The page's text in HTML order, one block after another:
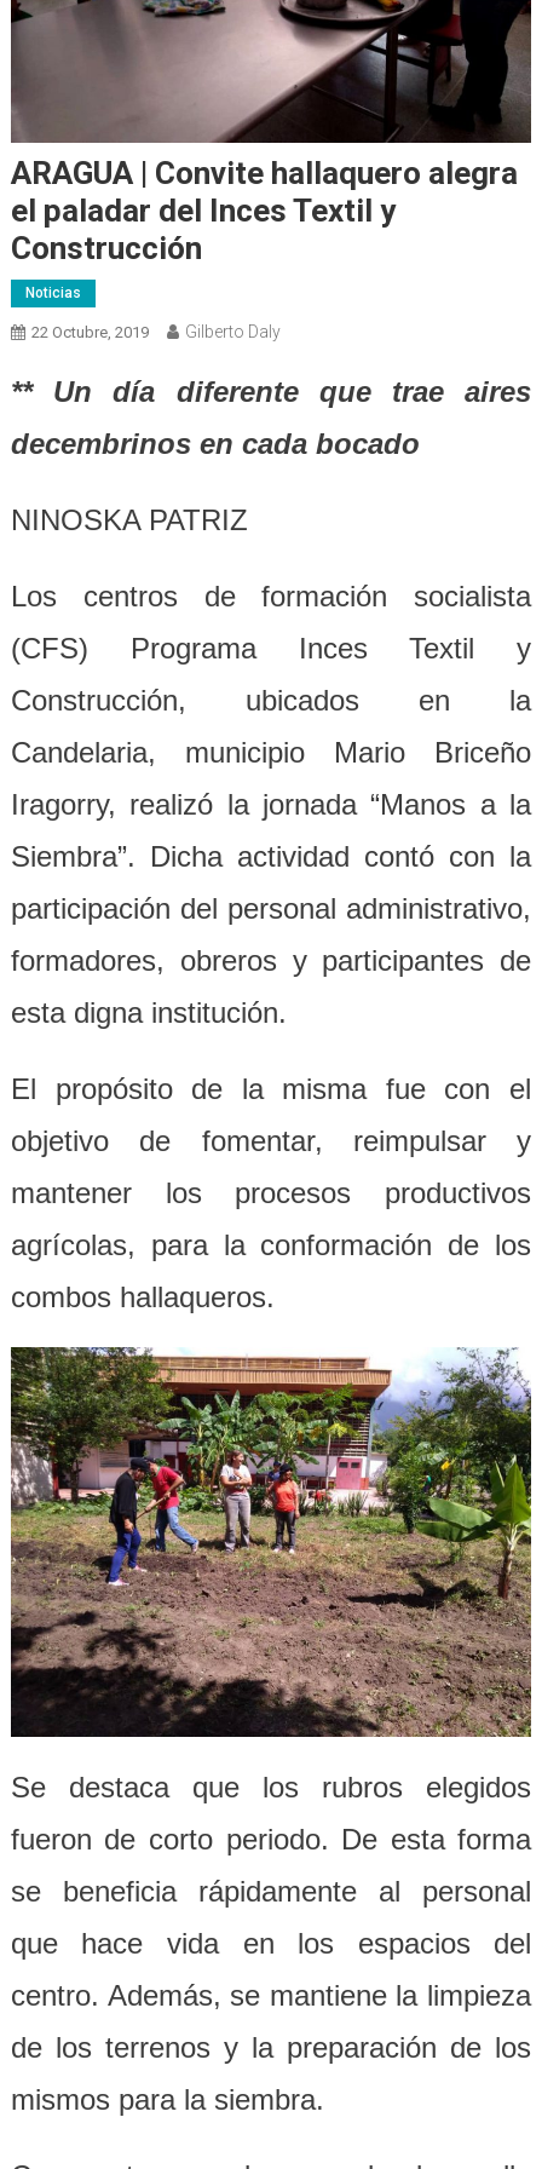
ARAGUA | Convite hallaquero alegra
el paladar del Inces Textil y
Construcción
Noticias
22 Octubre, 2019 Gilberto Daly
** Un día diferente que trae aires
decembrinos en cada bocado
NINOSKA PATRIZ
Los centros de formación socialista
(CFS) Programa Inces Textil y
Construcción, ubicados en la
Candelaria, municipio Mario Briceño
Iragorry, realizó la jornada “Manos a la
Siembra”. Dicha actividad contó con la
participación del personal administrativo,
formadores, obreros y participantes de
esta digna institución.
El propósito de la misma fue con el
objetivo de fomentar, reimpulsar y
mantener los procesos productivos
agrícolas, para la conformación de los
combos hallaqueros.
Se destaca que los rubros elegidos
fueron de corto periodo. De esta forma
se beneficia rápidamente al personal
que hace vida en los espacios del
centro. Además, se mantiene la limpieza
de los terrenos y la preparación de los
mismos para la siembra.